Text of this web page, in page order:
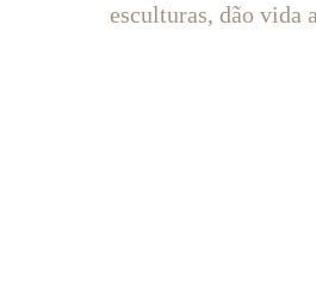
esculturas, dão vida